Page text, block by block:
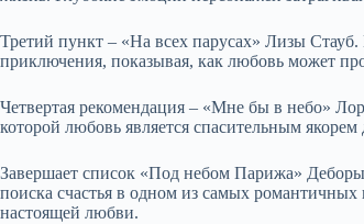
Третий пункт – «На всех парусах» Лизы
приключения, показывая, как любовь может
Четвертая рекомендация – «Мне бы в небо»
которой любовь является спасительным
Завершает список «Под небом Парижа»
поиска счастья в одном из самых
настоящей любви.